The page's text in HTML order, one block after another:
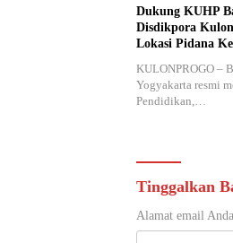
Dukung KUHP
Disdikpora
Lokasi Pidana
KULONPROGO –
Yogyakarta resmi
Pendidikan,…
Tinggalkan
Alamat email